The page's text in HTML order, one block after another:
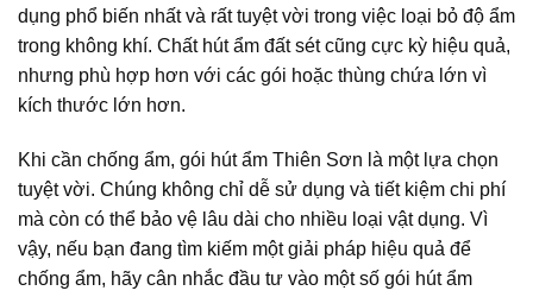
dụng phổ biến nhất và rất tuyệt vời trong việc loại bỏ độ ẩm
trong không khí. Chất hút ẩm đất sét cũng cực kỳ hiệu quả,
nhưng phù hợp hơn với các gói hoặc thùng chứa lớn vì
kích thước lớn hơn.
Khi cần chống ẩm, gói hút ẩm Thiên Sơn là một lựa chọn
tuyệt vời. Chúng không chỉ dễ sử dụng và tiết kiệm chi phí
mà còn có thể bảo vệ lâu dài cho nhiều loại vật dụng. Vì
vậy, nếu bạn đang tìm kiếm một giải pháp hiệu quả để
chống ẩm, hãy cân nhắc đầu tư vào một số gói hút ẩm